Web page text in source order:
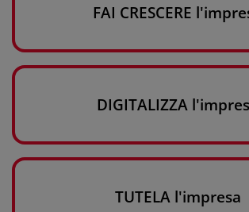
FAI CRESCERE
DIGITALIZZA
TUTELA l'impresa